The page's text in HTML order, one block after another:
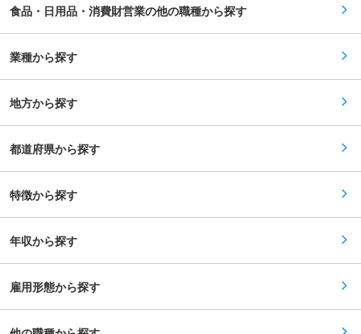
て、商品知識や顧客理解、営業の進め方を学んで
いただきます。まずは既存顧客のフォローや展示
会・催事対応から経験を積み、徐々に担当顧客や
を受けながら無理なく独り立ちを目指せる環境で
会（商品取り扱い説明で実際に成人用おむつの交
本社での複数回の集合研修とOJTと組み合わせた
サポート環境を用意しています。最初の3ヶ月は
担当顧客を持たず、先輩社員同行にて商談や勉強
心して挑戦していただけます。 【就業環境】 ・
に1〜2回はオンラインで互いの営業活動に対して
のアドバイス等を行うので、1人で悩むことな
く、安心して業務に取り組める環境があります。
性も働きやすい環境となっています。 ・会社命令
て】 ・プロケア営業事業部は、全体の6〜7割く
らいが女性の方です。20代〜30代の方が多く、
中途入社の方も大勢活躍しております。 ・医療従
る業務
食品・日用品・消費財営業の他の職種から探す
業種から探す
地方から探す
都道府県から探す
特徴から探す
年収から探す
雇用形態から探す